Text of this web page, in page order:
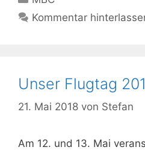
Kommentar
Unser Flugtag
21. Mai 2018 von Stefan
Am 12. und 13. Mai